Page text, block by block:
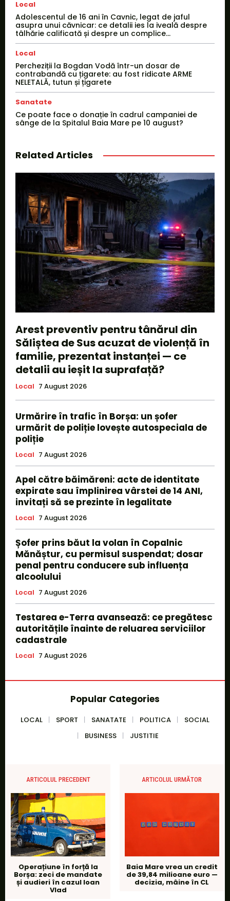
Local
Adolescentul de 16 ani în Cavnic, legat de jaful
asupra unui căvnicar: ce detalii ies la iveală despre
tâlhărie calificată și despre un complice...
Local
Percheziții la Bogdan Vodă într-un dosar de
contrabandă cu țigarete: au fost ridicate ARME
NELETALĂ, tutun și țigarete
Sanatate
Ce poate face o donație în cadrul campaniei de
sânge de la Spitalul Baia Mare pe 10 august?
Related Articles
Arest preventiv pentru tânărul din
Săliștea de Sus acuzat de violență în
familie, prezentat instanței — ce
detalii au ieșit la suprafață?
Local 7 August 2026
Urmărire în trafic în Borșa: un șofer
urmărit de poliție lovește autospeciala de
poliție
Local 7 August 2026
Apel către băimăreni: acte de identitate
expirate sau împlinirea vârstei de 14 ANI,
invitați să se prezinte în legalitate
Local 7 August 2026
Șofer prins băut la volan în Copalnic
Mănăștur, cu permisul suspendat; dosar
penal pentru conducere sub influența
alcoolului
Local 7 August 2026
Testarea e-Terra avansează: ce pregătesc
autoritățile înainte de reluarea serviciilor
cadastrale
Local 7 August 2026
Popular Categories
LOCAL SPORT SANATATE POLITICA
SOCIAL
BUSINESS
JUSTITIE
ARTICOLUL PRECEDENT
Operațiune în forță la
Borșa: zeci de mandate
și audieri în cazul Ioan
Vlad
ARTICOLUL URMĂTOR
Baia Mare vrea un credit
de 39,84 milioane euro —
decizia, mâine în CL